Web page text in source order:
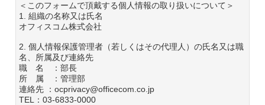
＜このフォームで頂戴する個人情報の取り扱いについて＞
1. 組織の名称又は氏名
オフィスコム株式会社
2. 個人情報保護管理者（若しくはその代理人）の氏名又は職
名、所属及び連絡先
職 名 ：部長
所 属 ：管理部
連絡先 ：ocprivacy@officecom.co.jp
TEL：03-6833-0000